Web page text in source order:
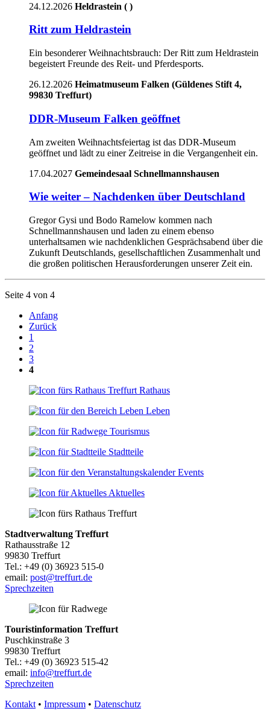
24.12.2026 Heldrastein ( )
Ritt zum Heldrastein
Ein besonderer Weihnachtsbrauch: Der Ritt zum Heldrastein
begeistert Freunde des Reit- und Pferdesports.
26.12.2026 Heimatmuseum Falken (Güldenes Stift 4,
99830 Treffurt)
DDR-Museum Falken geöffnet
Am zweiten Weihnachtsfeiertag ist das DDR-Museum
geöffnet und lädt zu einer Zeitreise in die Vergangenheit ein.
17.04.2027 Gemeindesaal Schnellmannshausen
Wie weiter – Nachdenken über Deutschland
Gregor Gysi und Bodo Ramelow kommen nach
Schnellmannshausen und laden zu einem ebenso
unterhaltsamen wie nachdenklichen Gesprächsabend über die
Zukunft Deutschlands, gesellschaftlichen Zusammenhalt und
die großen politischen Herausforderungen unserer Zeit ein.
Seite 4 von 4
Anfang
Zurück
1
2
3
4
Rathaus
Leben
Tourismus
Stadtteile
Events
Aktuelles
Stadtverwaltung Treffurt
Rathausstraße 12
99830 Treffurt
Tel.: +49 (0) 36923 515-0
email: post@treffurt.de
Sprechzeiten
Touristinformation Treffurt
Puschkinstraße 3
99830 Treffurt
Tel.: +49 (0) 36923 515-42
email: info@treffurt.de
Sprechzeiten
Kontakt • Impressum • Datenschutz